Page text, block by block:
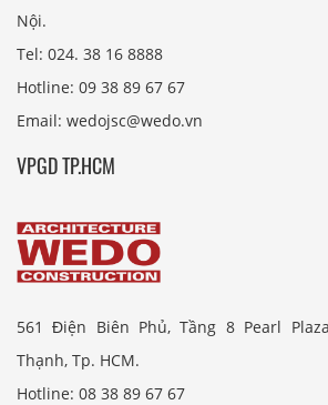
Nội.
Tel: 024. 38 16 8888
Hotline: 09 38 89 67 67
Email: wedojsc@wedo.vn
VPGD TP.HCM
561 Điện Biên Phủ, Tầng 8 Pearl
Thạnh, Tp. HCM.
Hotline: 08 38 89 67 67